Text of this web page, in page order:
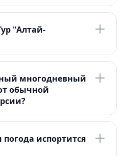
"Алтай-
многодневный
обычной
погода испортится